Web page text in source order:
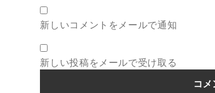
新しいコメントをメールで通知
新しい投稿をメールで受け取る